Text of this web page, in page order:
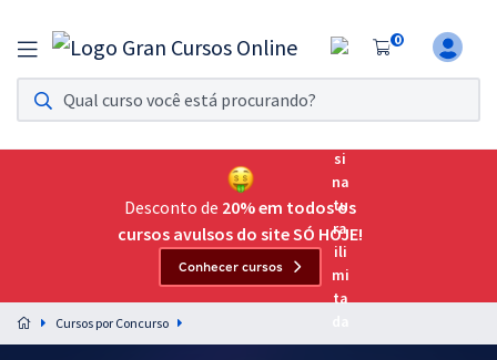
0
Assinatura Ilimitada 11
Acesso a todos os cursos. Teste grátis por 7 dias!
Assinatura OAB Até Passar
Acesso ilimitado a toda preparação para o Exame da
Preparação completa e intensiva para as principais
residências em saúde do Brasil
Desconto de 20% em todos os
cursos avulsos do site SÓ HOJE!
Conhecer cursos
Cursos por Concurso